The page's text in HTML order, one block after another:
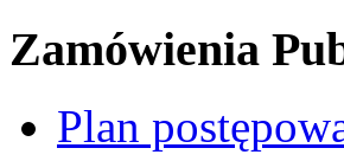
Zamówienia
Plan